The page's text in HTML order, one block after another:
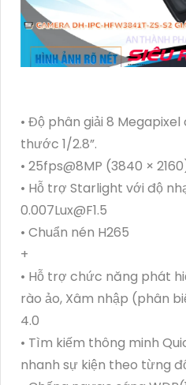
• Độ phân giải 8
thước 1/2.8”.
• 25fps@8MP (3840 ×
• Hỗ trợ Starlight với độ
0.007Lux@F1.5
• Chuẩn nén H265
+
• Hỗ trợ chức năng phát
rào ảo, Xâm nhập (phân
4.0
• Tìm kiếm thông minh
nhanh sự kiện theo từng